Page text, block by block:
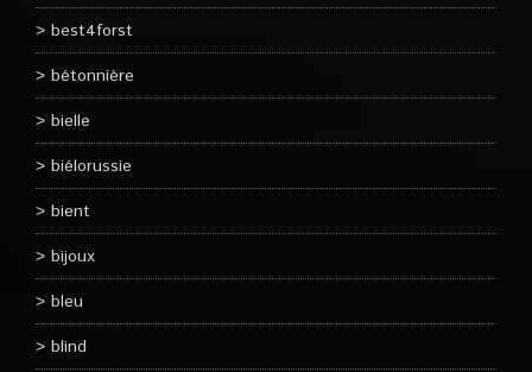
best4forst
bétonnière
bielle
biélorussie
bient
bijoux
bleu
blind